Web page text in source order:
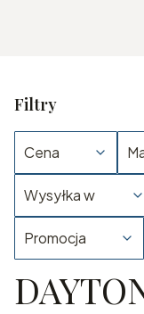
Filtry
Cena
Wysyłka w
Promocja
Koniec filtrów